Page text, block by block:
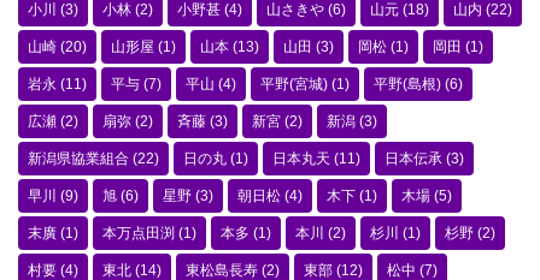
小川 (3) 小林 (2) 小野甚 (4) 山さきや (6) 山元 (18) 山内 (22)
山崎 (20) 山形屋 (1) 山本 (13) 山田 (3) 岡松 (1) 岡田 (1)
岩永 (11) 平与 (7) 平山 (4) 平野(宮城) (1) 平野(島根) (6)
広瀬 (2) 扇弥 (2) 斉藤 (3) 新宮 (2) 新潟 (3)
新潟県協業組合 (22) 日の丸 (1) 日本丸天 (11) 日本伝承 (3)
早川 (9) 旭 (6) 星野 (3) 朝日松 (4) 木下 (1) 木場 (5)
末廣 (1) 本万点田渕 (1) 本多 (1) 本川 (2) 杉川 (1) 杉野 (2)
村要 (4) 東北 (14) 東松島長寿 (2) 東部 (12) 松中 (7)